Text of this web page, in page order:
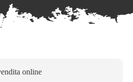
online